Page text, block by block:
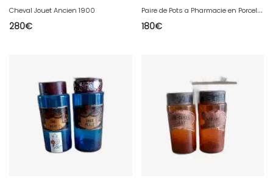
Cheval Jouet Ancien 1900
280€
P
aire de Pots a Pharmacie en Porcelaine
180€